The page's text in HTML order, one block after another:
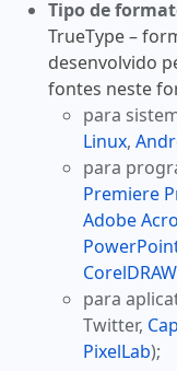
Tipo de
TrueType –
desenvolvido
fontes neste
para
Linux,
para
Premiere
Adobe
CorelDRAW
para
Twitter,
PixelLab);